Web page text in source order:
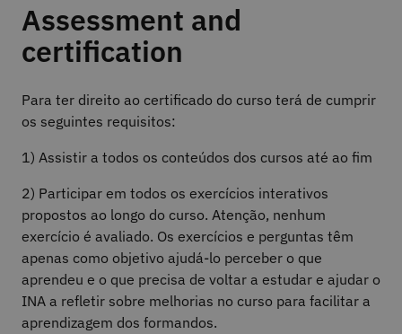
Assessment and
certification
Para ter direito ao certificado do curso terá de cumprir
os seguintes requisitos:
1) Assistir a todos os conteúdos dos cursos até ao fim
2) Participar em todos os exercícios interativos
propostos ao longo do curso. Atenção, nenhum
exercício é avaliado. Os exercícios e perguntas têm
apenas como objetivo ajudá-lo perceber o que
aprendeu e o que precisa de voltar a estudar e ajudar o
INA a refletir sobre melhorias no curso para facilitar a
aprendizagem dos formandos.